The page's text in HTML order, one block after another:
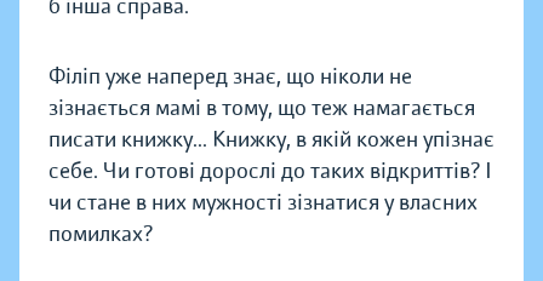
б інша справа.
Філіп уже наперед знає, що ніколи не
зізнається мамі в тому, що теж намагається
писати книжку... Книжку, в якій кожен упізнає
себе. Чи готові дорослі до таких відкриттів? І
чи стане в них мужності зізнатися у власних
помилках?